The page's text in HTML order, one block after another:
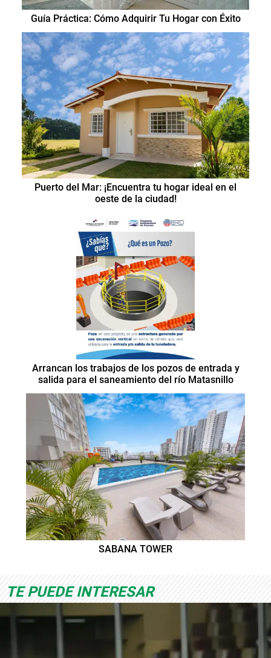
Guía Práctica: Cómo Adquirir Tu Hogar con Éxito
Puerto del Mar: ¡Encuentra tu hogar ideal en el
oeste de la ciudad!
Arrancan los trabajos de los pozos de entrada y
salida para el saneamiento del río Matasnillo
SABANA TOWER
TE PUEDE INTERESAR